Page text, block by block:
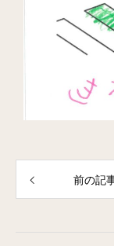
前の記